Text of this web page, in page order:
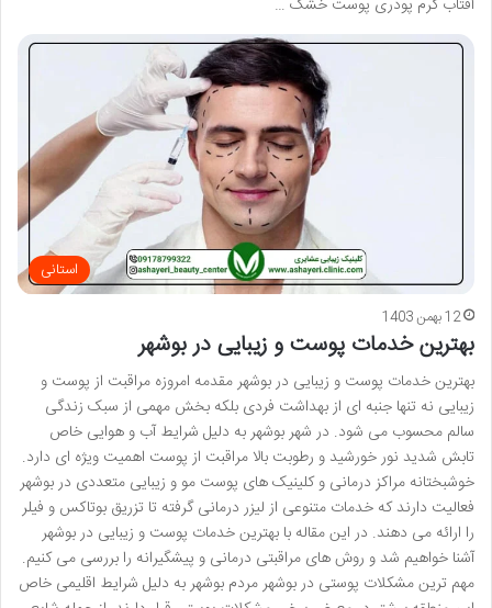
آفتاب کرم پودری پوست خشک …
استانی
12 بهمن 1403
بهترین خدمات پوست و زیبایی در بوشهر
بهترین خدمات پوست و زیبایی در بوشهر مقدمه امروزه مراقبت از پوست و
زیبایی نه تنها جنبه ای از بهداشت فردی بلکه بخش مهمی از سبک زندگی
سالم محسوب می شود. در شهر بوشهر به دلیل شرایط آب و هوایی خاص
تابش شدید نور خورشید و رطوبت بالا مراقبت از پوست اهمیت ویژه ای دارد.
خوشبختانه مراکز درمانی و کلینیک های پوست مو و زیبایی متعددی در بوشهر
فعالیت دارند که خدمات متنوعی از لیزر درمانی گرفته تا تزریق بوتاکس و فیلر
را ارائه می دهند. در این مقاله با بهترین خدمات پوست و زیبایی در بوشهر
آشنا خواهیم شد و روش های مراقبتی درمانی و پیشگیرانه را بررسی می کنیم.
مهم ترین مشکلات پوستی در بوشهر مردم بوشهر به دلیل شرایط اقلیمی خاص